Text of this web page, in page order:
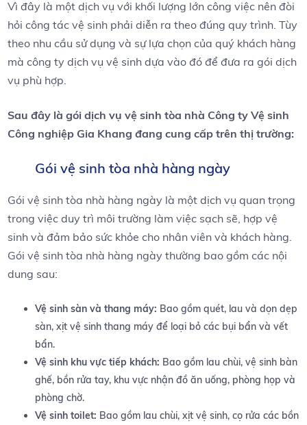
Vì đây là một dịch vụ với khối lượng lớn công việc nên đòi
hỏi công tác vệ sinh phải diễn ra theo đúng quy trình. Tùy
theo nhu cầu sử dụng và sự lựa chọn của quý khách hàng
mà công ty dịch vụ vệ sinh dựa vào đó để đưa ra gói dịch
vụ phù hợp.
Sau đây là gói dịch vụ vệ sinh tòa nhà Công ty Vệ sinh
Công nghiệp Gia Khang đang cung cấp trên thị trường:
Gói vệ sinh tòa nhà hàng ngày
Gói vệ sinh tòa nhà hàng ngày là một dịch vụ quan trọng
trong việc duy trì môi trường làm việc sạch sẽ, hợp vệ
sinh và đảm bảo sức khỏe cho nhân viên và khách hàng.
Gói vệ sinh tòa nhà hàng ngày thường bao gồm các nội
dung sau:
Vệ sinh sàn và thang máy: Bao gồm quét, lau và dọn dẹp
sàn, xịt vệ sinh thang máy để loại bỏ các bụi bẩn và vết
bẩn.
Vệ sinh khu vực tiếp khách: Bao gồm lau chùi, vệ sinh bàn
ghế, bồn rửa tay, khu vực nhận đồ ăn uống, phòng họp và
phòng chờ.
Vệ sinh toilet: Bao gồm lau chùi, xịt vệ sinh, cọ rửa các bồn